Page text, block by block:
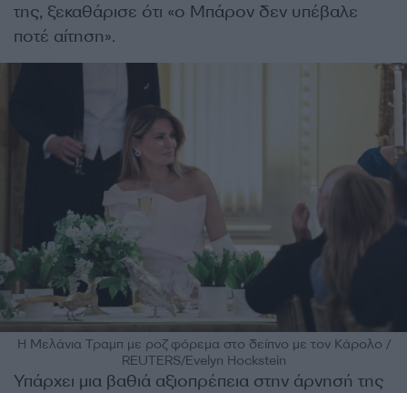
της, ξεκαθάρισε ότι «ο Μπάρον δεν υπέβαλε
ποτέ αίτηση».
Η Μελάνια Τραμπ με ροζ φόρεμα στο δείπνο με τον Κάρολο /
REUTERS/Evelyn Hockstein
Υπάρχει μια βαθιά αξιοπρέπεια στην άρνησή της